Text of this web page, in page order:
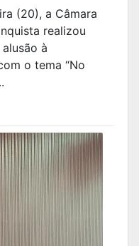
(20), a Câmara
realizou
à
o tema “No